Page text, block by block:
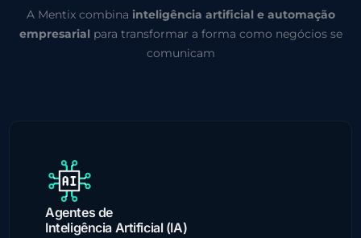
A Mentix combina inteligência artificial e automação
empresarial para transformar a forma como negócios se
comunicam
Agentes de
Inteligência Artificial (IA)